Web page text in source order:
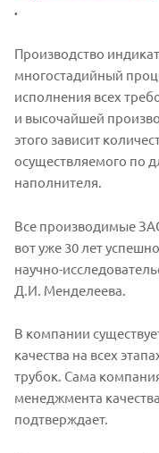
.
Производство
многостадийный
исполнения всех
и высочайшей
этого зависит
осуществляемого по
наполнителя.
Все производимые
вот уже 30 лет
научно-
Д.И. Менделеева.
В компании
качества на всех
трубок. Сама
менеджмента
подтверждает.